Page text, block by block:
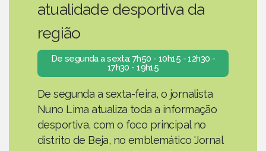
atualidade desportiva da
região
De segunda a sexta: 7h50 - 10h15 - 12h30 -
17h30 - 19h15
De segunda a sexta-feira, o jornalista
Nuno Lima atualiza toda a informação
desportiva, com o foco principal no
distrito de Beja, no emblemático 'Jornal